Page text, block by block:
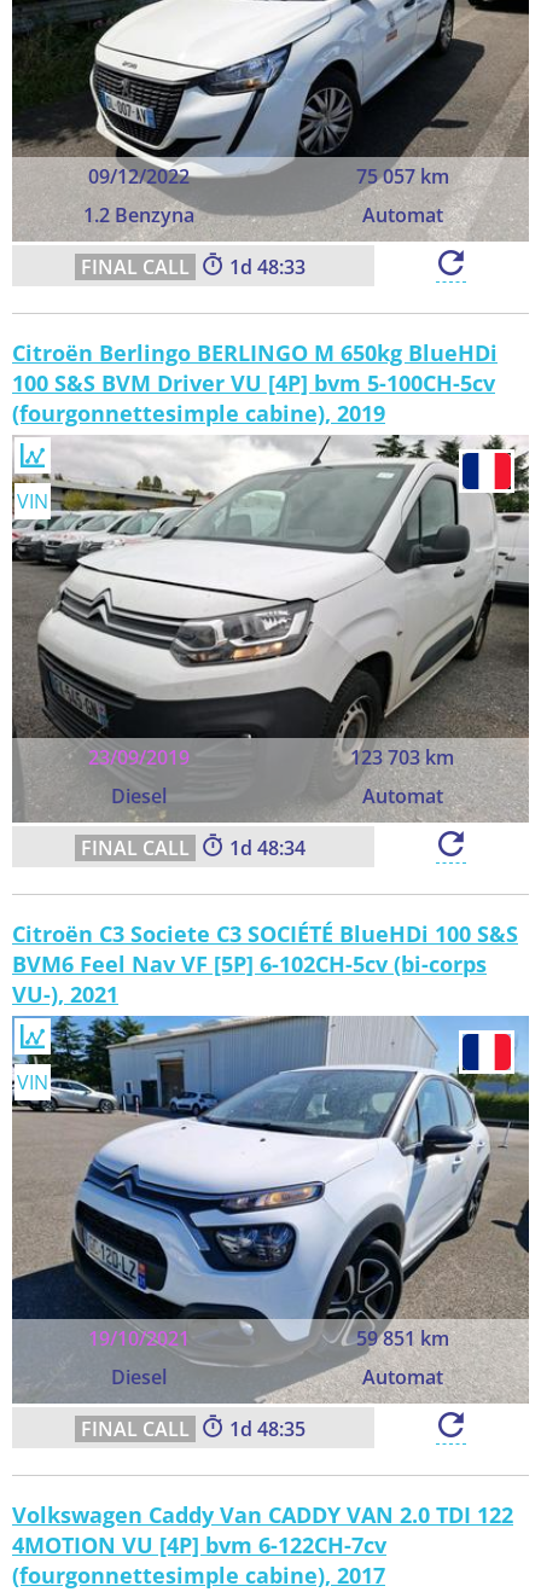
09/12/2022
75 057 km
1.2 Benzyna
Automat
1 48:32
Citroën Berlingo BERLINGO M 650kg BlueHDi
100 S&S BVM Driver VU [4P] bvm 5-100CH-5cv
(fourgonnettesimple cabine), 2019
23/09/2019
123 703 km
Diesel
Automat
VIN
1 48:33
Citroën C3 Societe C3 SOCIÉTÉ BlueHDi 100 S&S
BVM6 Feel Nav VF [5P] 6-102CH-5cv (bi-corps
VU-), 2021
19/10/2021
59 851 km
Diesel
Automat
VIN
1 48:34
Volkswagen Caddy Van CADDY VAN 2.0 TDI 122
4MOTION VU [4P] bvm 6-122CH-7cv
(fourgonnettesimple cabine), 2017